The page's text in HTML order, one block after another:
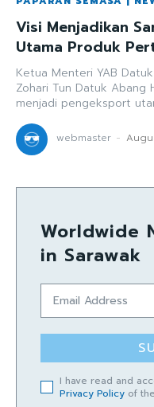
Visi Menjadikan
Utama Produk
Ketua Menteri YAB
Zohari Tun Datuk Abang
menjadi pengeksport
webmaster -
Worldwide
in Sarawak
I have read and
Privacy Policy of